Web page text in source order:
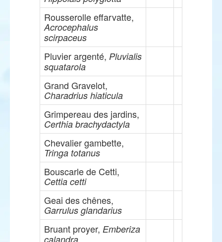
Rousserolle effarvatte,
Acrocephalus
scirpaceus
Pluvier argenté, Pluvialis
squatarola
Grand Gravelot,
Charadrius hiaticula
Grimpereau des jardins,
Certhia brachydactyla
Chevalier gambette,
Tringa totanus
Bouscarle de Cetti,
Cettia cetti
Geai des chênes,
Garrulus glandarius
Bruant proyer, Emberiza
calandra